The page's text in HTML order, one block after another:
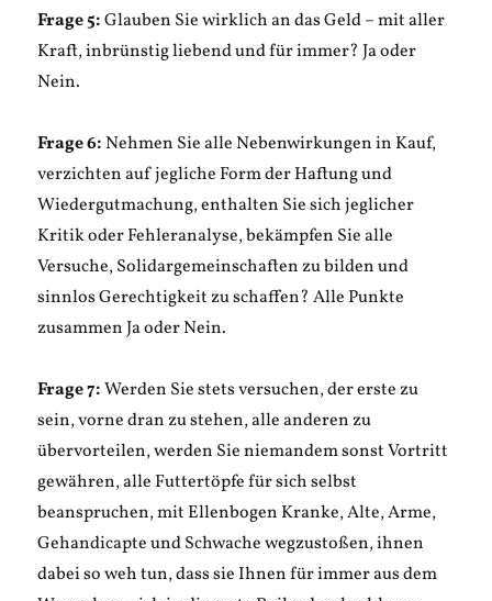
Frage 5:Glauben Sie wirklich an das Geld – mit aller
Kraft, inbrünstig liebend und für immer? Ja oder
Nein.
Frage 6: Nehmen Sie alle Nebenwirkungen in Kauf,
verzichten auf jegliche Form der Haftung und
Wiedergutmachung, enthalten Sie sich jeglicher
Kritik oder Fehleranalyse, bekämpfen Sie alle
Versuche, Solidargemeinschaften zu bilden und
sinnlos Gerechtigkeit zu schaffen? Alle Punkte
zusammen Ja oder Nein.
Frage 7:Werden Sie stets versuchen, der erste zu
sein, vorne dran zu stehen, alle anderen zu
übervorteilen, werden Sie niemandem sonst Vortritt
gewähren, alle Futtertöpfe für sich selbst
beanspruchen, mit Ellenbogen Kranke, Alte, Arme,
Gehandicapte und Schwache wegzustoßen, ihnen
dabei so weh tun, dass sie Ihnen für immer aus dem